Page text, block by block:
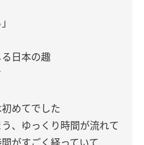
日本の趣
めてでした
、ゆっくり時間が流れて